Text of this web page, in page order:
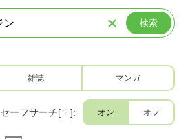
検索
雑誌 マンガ
セーフサーチ[？ ]: オン オフ